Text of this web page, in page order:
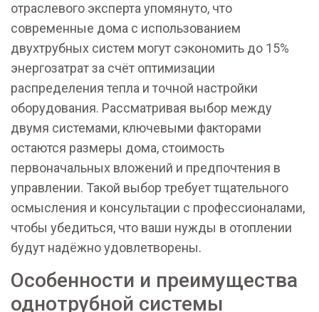
отраслевого эксперта упомянуто, что
современные дома с использованием
двухтрубных систем могут сэкономить до 15%
энергозатрат за счёт оптимизации
распределения тепла и точной настройки
оборудования. Рассматривая выбор между
двумя системами, ключевыми факторами
остаются размеры дома, стоимость
первоначальных вложений и предпочтения в
управлении. Такой выбор требует тщательного
осмысления и консультации с профессионалами,
чтобы убедиться, что ваши нужды в отоплении
будут надёжно удовлетворены.
Особенности и преимущества
однотрубной системы